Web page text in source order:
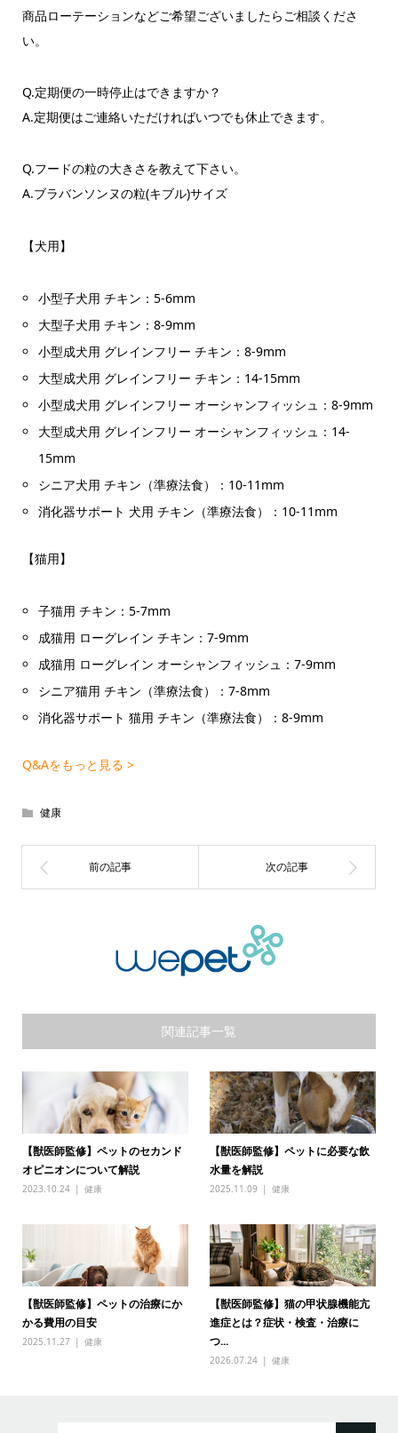
商品ローテーションなどご希望ございましたらご相談くださ
い。
Q.定期便の一時停止はできますか？
A.定期便はご連絡いただければいつでも休止できます。
Q.フードの粒の大きさを教えて下さい。
A.ブラバンソンヌの粒(キブル)サイズ
【犬用】
小型子犬用 チキン：5-6mm
大型子犬用 チキン：8-9mm
小型成犬用 グレインフリー チキン：8-9mm
大型成犬用 グレインフリー チキン：14-15mm
小型成犬用 グレインフリー オーシャンフィッシュ：8-9mm
大型成犬用 グレインフリー オーシャンフィッシュ：14-
15mm
シニア犬用 チキン（準療法食）：10-11mm
消化器サポート 犬用 チキン（準療法食）：10-11mm
【猫用】
子猫用 チキン：5-7mm
成猫用 ローグレイン チキン：7-9mm
成猫用 ローグレイン オーシャンフィッシュ：7-9mm
シニア猫用 チキン（準療法食）：7-8mm
消化器サポート 猫用 チキン（準療法食）：8-9mm
Q&Aをもっと見る >
健康
関連記事一覧
【獣医師監修】ペットのセカンド
オピニオンについて解説
2023.10.24 健康
【獣医師監修】ペットに必要な飲
水量を解説
2025.11.09 健康
【獣医師監修】ペットの治療にか
かる費用の目安
2025.11.27 健康
【獣医師監修】猫の甲状腺機能亢
進症とは？症状・検査・治療に
つ...
2026.07.24 健康